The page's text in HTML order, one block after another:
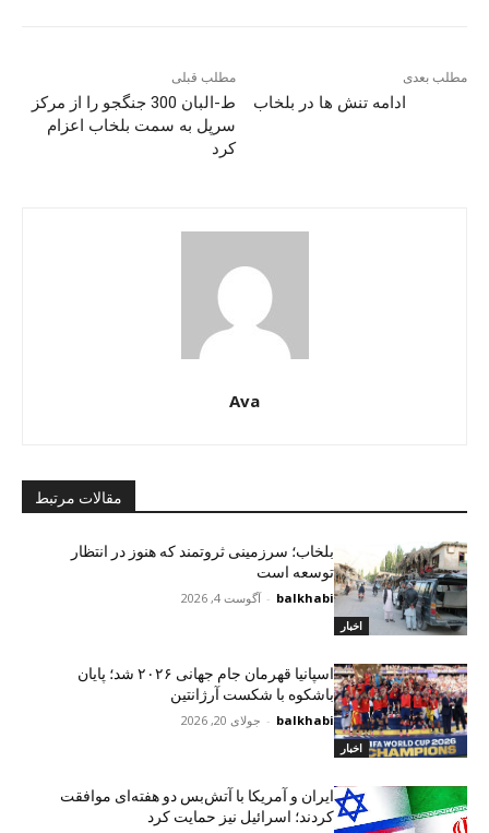
مطلب قبلی
ط-البان 300 جنگجو را از مرکز
سرپل به سمت بلخاب اعزام
کرد
مطلب بعدی
ادامه تنش ها در بلخاب
Ava
مقالات مرتبط
اخبار
بلخاب؛ سرزمینی ثروتمند که هنوز در انتظار
توسعه است
balkhabi
- آگوست 4, 2026
اخبار
اسپانیا قهرمان جام جهانی ۲۰۲۶ شد؛ پایان
باشکوه با شکست آرژانتین
balkhabi
- جولای 20, 2026
ایران و آمریکا با آتش‌بس دو هفته‌ای موافقت
کردند؛ اسرائیل نیز حمایت کرد